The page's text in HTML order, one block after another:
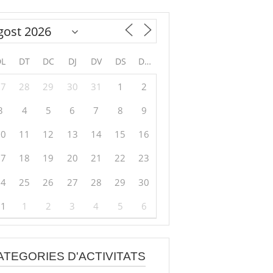
DT DC DJ DV DS DG
28 29 30 31 1
2
4 5 6 7 8
9
11 12 13 14 15
16
18 19 20 21 22
23
25 26 27 28 29
30
1 2 3 4 5 6
D'ACTIVITATS